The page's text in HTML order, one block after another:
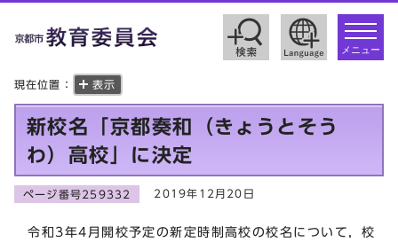
toggle
メニュー
現在位置： 表示
新校名「京都奏和（きょうとそう
わ）高校」に決定
ページ番号259332 2019年12月20日
令和3年4月開校予定の新定時制高校の校名について，校